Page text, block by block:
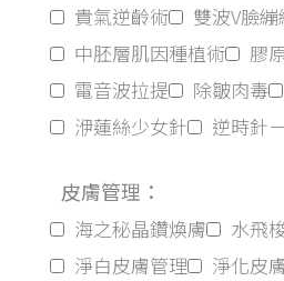
貴氣逆齡術
雙波V臉
中胚層肌因種植術
膠
電音波拉提
除皺肉毒
洢蓮絲少女針
逆時針
皮膚管理：
海之秘晶鑽煥膚 水飛
淨白皮膚管理
淨化皮